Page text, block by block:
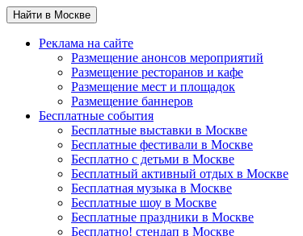
Найти в Москве
Реклама на сайте
Размещение анонсов мероприятий
Размещение ресторанов и кафе
Размещение мест и площадок
Размещение баннеров
Бесплатные события
Бесплатные выставки в Москве
Бесплатные фестивали в Москве
Бесплатно с детьми в Москве
Бесплатный активный отдых в Москве
Бесплатная музыка в Москве
Бесплатные шоу в Москве
Бесплатные праздники в Москве
Бесплатно! стендап в Москве